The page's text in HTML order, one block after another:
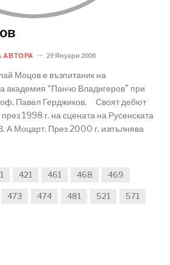
АВТОРА 29 Януари 2008
Моцов е възпитаник на
академия “Панчо Владигеров” при
Павел Герджиков. Своят дебют
1998 г. на сцената на Русенската
А Моцарт. През 2000 г. изпълнява
421 461 468 469
473 474 481 521 571